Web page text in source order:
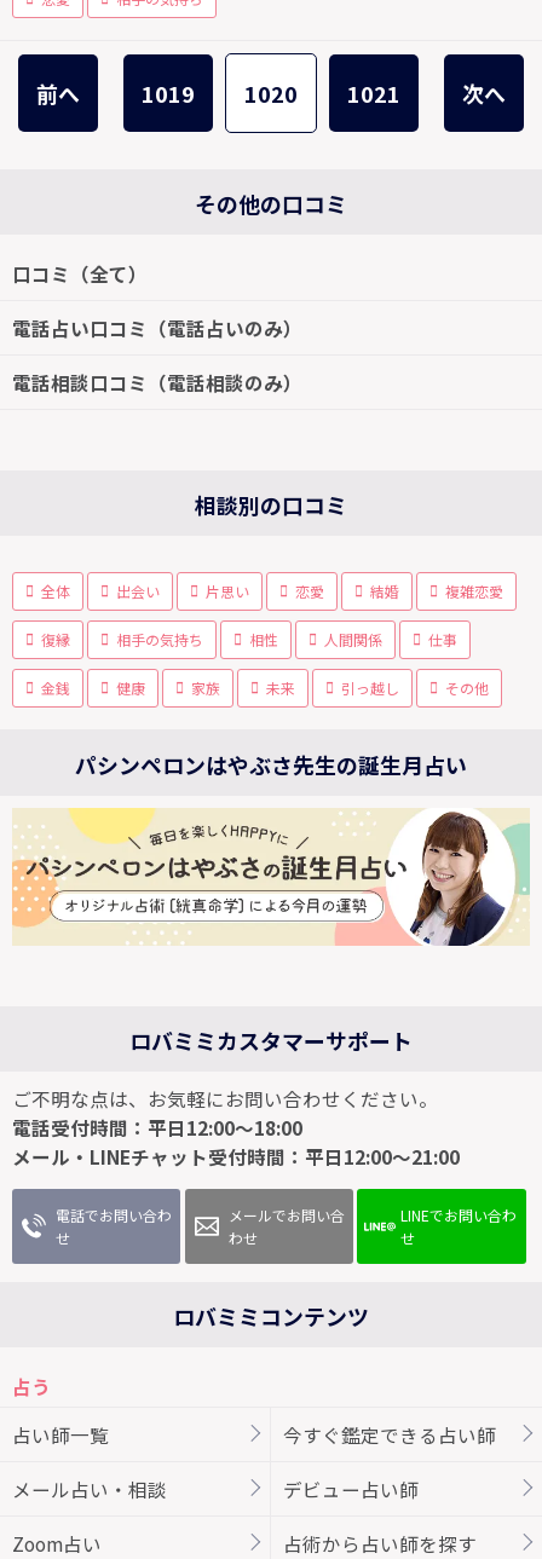
前へ 1019 1020 1021 次へ
その他の口コミ
口コミ（全て）
電話占い口コミ（電話占いのみ）
電話相談口コミ（電話相談のみ）
相談別の口コミ
全体 出会い 片思い 恋愛 結婚 複雑恋愛
復縁 相手の気持ち 相性 人間関係 仕事
金銭 健康 家族 未来 引っ越し その他
パシンペロンはやぶさ先生の誕生月占い
ロバミミカスタマーサポート
ご不明な点は、お気軽にお問い合わせください。
電話受付時間：平日12:00～18:00
メール・LINEチャット受付時間：平日12:00～21:00
電話でお問い合わ
せ
メールでお問い合
わせ
LINEでお問い合わ
せ
ロバミミコンテンツ
占う
占い師一覧
今すぐ鑑定できる占い師
メール占い・相談 デビュー占い師
Zoom占い 占術から占い師を探す